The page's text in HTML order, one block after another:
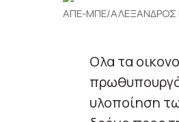
ΑΠΕ-ΜΠΕ/ΑΛΕΞΑΝΔΡΟΣ
Ολα τα
υλοποίηση